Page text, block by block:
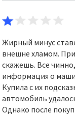
Жирный минус
внешне хламом.
скажешь. Все
информация о
Купила с их
автомобиль
Однако после